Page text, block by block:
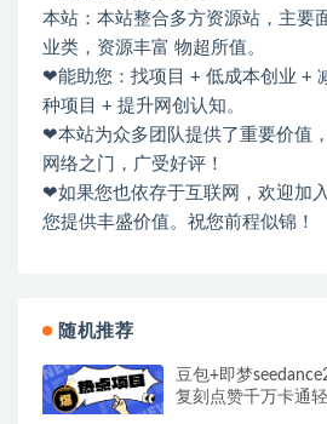
本站：本站整合多方资源站，主要
业类，资源丰富 物超所值。
❤能助您：找项目 + 低成本创业 +
种项目 + 提升网创认知。
❤本站为众多团队提供了重要价值
网络之门，广受好评！
❤如果您也依存于互联网，欢迎加
您提供丰盛价值。祝您前程似锦！
随机推荐
豆包+即梦
复刻点赞千万卡通